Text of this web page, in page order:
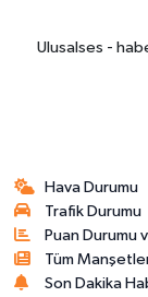
Ulusalses -
Hava Durumu
Trafik Durumu
Puan Durumu
Tüm
Son Dakika